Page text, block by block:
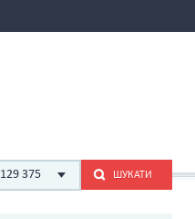
129 375 ШУКАТИ